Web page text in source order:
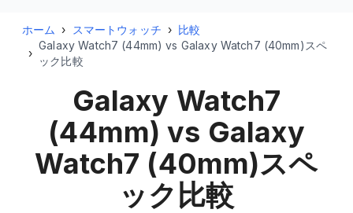
ホーム › スマートウォッチ › 比較
›
Galaxy Watch7 (44mm) vs Galaxy Watch7 (40mm)スペ
ック比較
Galaxy Watch7
(44mm) vs Galaxy
Watch7 (40mm)スペ
ック比較